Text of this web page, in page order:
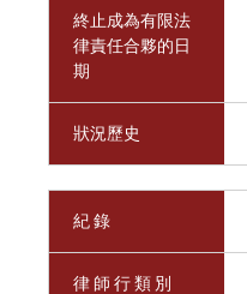
終止成為有限法
律責任合夥的日
期
狀況歷史
紀 錄
律 師 行 類 別